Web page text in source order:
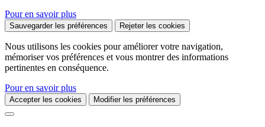
Pour en savoir plus
Sauvegarder les préférences Rejeter les cookies
Nous utilisons les cookies pour améliorer votre navigation,
mémoriser vos préférences et vous montrer des informations
pertinentes en conséquence.
Pour en savoir plus
Accepter les cookies Modifier les préférences